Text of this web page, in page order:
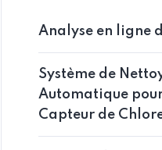
Analyse en ligne
Système de
Automatique
Capteur de